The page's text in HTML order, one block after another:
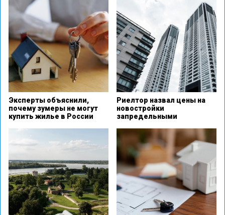
Эксперты объяснили,
почему зумеры не могут
купить жилье в России
Риелтор назвал цены на
новостройки
запредельными